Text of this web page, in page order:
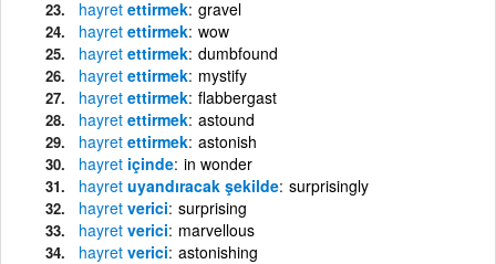
hayret ettirmek gravel
hayret ettirmek wow
hayret ettirmek dumbfound
hayret ettirmek mystify
hayret ettirmek flabbergast
hayret ettirmek astound
hayret ettirmek astonish
hayret içinde in wonder
hayret uyandıracak şekilde surprisingly
hayret verici surprising
hayret verici marvellous
hayret verici astonishing